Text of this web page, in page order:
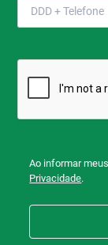
Ao informar
Privacidade.